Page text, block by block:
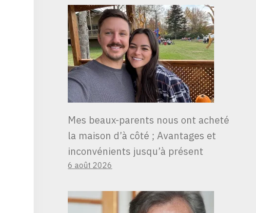
Mes beaux-parents nous ont acheté
la maison d’à côté ; Avantages et
inconvénients jusqu’à présent
6 août 2026